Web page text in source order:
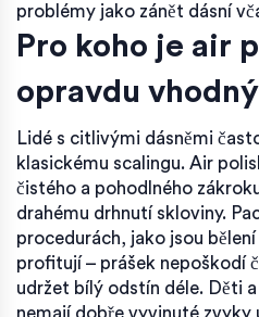
problémy jako zánět dásní
Pro koho je air
opravdu
Lidé s citlivými dásněmi
klasickému scalingu. Air
čistého a pohodlného
drahému drhnutí skloviny.
procedurách, jako jsou
profitují – prášek nepoškodí
udržet bílý odstín déle. Děti
nemají dobře vyvinuté zvyky